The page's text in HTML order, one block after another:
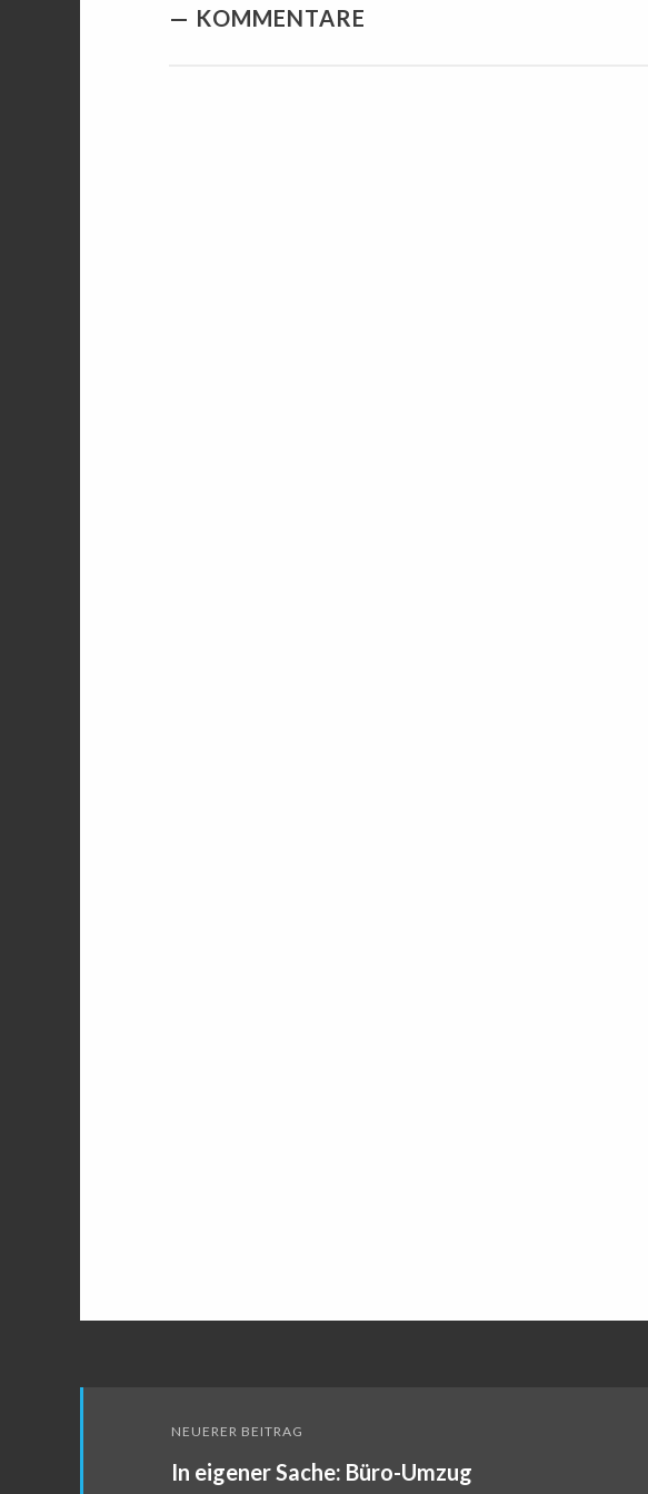
KOMMENTARE
NEUERER BEITRAG
In eigener Sache: Büro-Umzug